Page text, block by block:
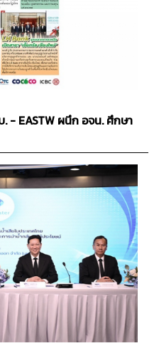
. - EASTW ผนึก อจน. ศึกษา